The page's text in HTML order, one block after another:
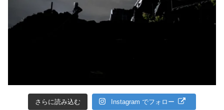
さらに読み込む Instagram でフォロー